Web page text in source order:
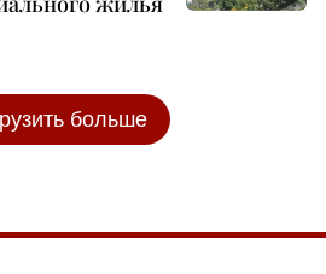
больше